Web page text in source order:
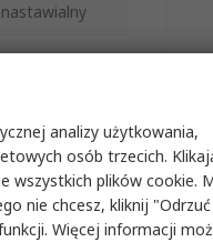
analizy użytkowania,
osób trzecich.
wszystkich plików cookie.
nie chcesz, kliknij "Odrzuć
Więcej informacji